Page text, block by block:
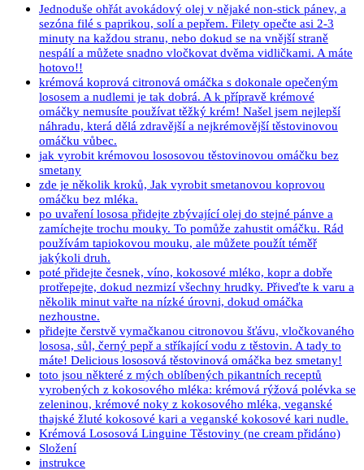
Jednoduše ohřát avokádový olej v nějaké non-stick pánev, a
sezóna filé s paprikou, solí a pepřem. Filety opečte asi 2-3
minuty na každou stranu, nebo dokud se na vnější straně
nespálí a můžete snadno vločkovat dvěma vidličkami. A máte
hotovo!!
krémová koprová citronová omáčka s dokonale opečeným
lososem a nudlemi je tak dobrá. A k přípravě krémové
omáčky nemusíte používat těžký krém! Našel jsem nejlepší
náhradu, která dělá zdravější a nejkrémovější těstovinovou
omáčku vůbec.
jak vyrobit krémovou lososovou těstovinovou omáčku bez
smetany
zde je několik kroků, Jak vyrobit smetanovou koprovou
omáčku bez mléka.
po uvaření lososa přidejte zbývající olej do stejné pánve a
zamíchejte trochu mouky. To pomůže zahustit omáčku. Rád
používám tapiokovou mouku, ale můžete použít téměř
jakýkoli druh.
poté přidejte česnek, víno, kokosové mléko, kopr a dobře
protřepejte, dokud nezmizí všechny hrudky. Přiveďte k varu a
několik minut vařte na nízké úrovni, dokud omáčka
nezhoustne.
přidejte čerstvě vymačkanou citronovou šťávu, vločkovaného
lososa, sůl, černý pepř a stříkající vodu z těstovin. A tady to
máte! Delicious lososová těstovinová omáčka bez smetany!
toto jsou některé z mých oblíbených pikantních receptů
vyrobených z kokosového mléka: krémová rýžová polévka se
zeleninou, krémové noky z kokosového mléka, veganské
thajské žluté kokosové kari a veganské kokosové kari nudle.
Krémová Lososová Linguine Těstoviny (ne cream přidáno)
Složení
instrukce